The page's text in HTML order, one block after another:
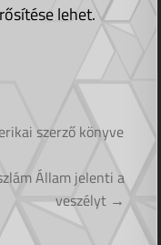
lehet.
szerző könyve
Állam jelenti a
veszélyt →